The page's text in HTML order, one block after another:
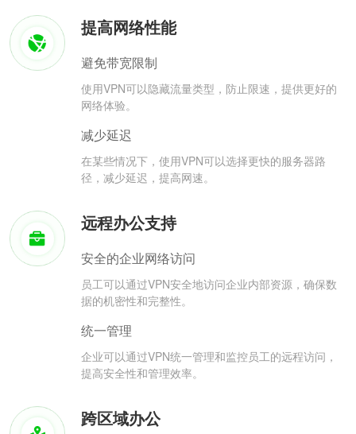
提高网络性能
避免带宽限制
使用VPN可以隐藏流量类型，防止限速，提供更好的
网络体验。
减少延迟
在某些情况下，使用VPN可以选择更快的服务器路
径，减少延迟，提高网速。
远程办公支持
安全的企业网络访问
员工可以通过VPN安全地访问企业内部资源，确保数
据的机密性和完整性。
统一管理
企业可以通过VPN统一管理和监控员工的远程访问，
提高安全性和管理效率。
跨区域办公